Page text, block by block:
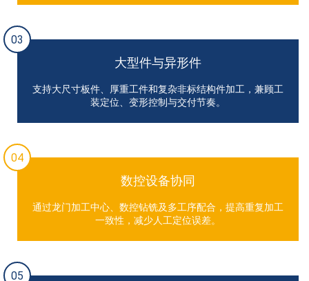
03
大型件与异形件
支持大尺寸板件、厚重工件和复杂非标结构件加工，兼顾工
装定位、变形控制与交付节奏。
04
数控设备协同
通过龙门加工中心、数控钻铣及多工序配合，提高重复加工
一致性，减少人工定位误差。
05